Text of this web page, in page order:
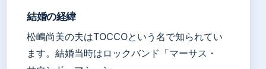
結婚の経緯
松嶋尚美の夫はTOCCOという名で知られてい
ます。結婚当時はロックバンド「マーサス・